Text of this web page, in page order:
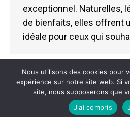
exceptionnel. Naturelles,
de bienfaits, elles offrent
idéale pour ceux qui
© 2024 MG PERRIN | Conception et
Mentions
Nous utilisons des cookies pour
expérience sur notre site web. Si
site, nous supposerons que
J'ai compris